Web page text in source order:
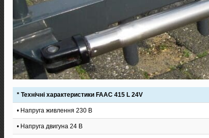
* Технічні характеристики FAAC 415 L 24V
• Напруга живлення 230 В
• Напруга двигуна 24 В